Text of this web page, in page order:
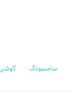
سامسونگ